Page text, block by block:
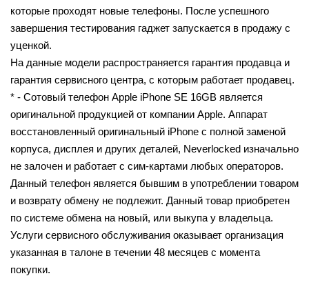
которые проходят новые телефоны. После успешного
завершения тестирования гаджет запускается в продажу с
уценкой.
На данные модели распространяется гарантия продавца и
гарантия сервисного центра, с которым работает продавец.
* - Сотовый телефон Apple iPhone SE 16GB является
оригинальной продукцией от компании Apple. Аппарат
восстановленный оригинальный iPhone с полной заменой
корпуса, дисплея и других деталей, Neverlocked изначально
не залочен и работает с сим-картами любых операторов.
Данный телефон является бывшим в употреблении товаром
и возврату обмену не подлежит. Данный товар приобретен
по системе обмена на новый, или выкупа у владельца.
Услуги сервисного обслуживания оказывает организация
указанная в талоне в течении 48 месяцев с момента
покупки.